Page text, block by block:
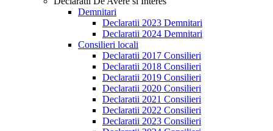
Demnitari
Declaratii 2023 Demnitari
Declaratii 2024 Demnitari
Consilieri locali
Declaratii 2017 Consilieri
Declaratii 2018 Consilieri
Declaratii 2019 Consilieri
Declaratii 2020 Consilieri
Declaratii 2021 Consilieri
Declaratii 2022 Consilieri
Declaratii 2023 Consilieri